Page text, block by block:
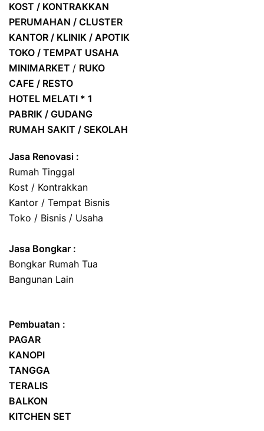
KOST / KONTRAKKAN
PERUMAHAN / CLUSTER
KANTOR / KLINIK / APOTIK
TOKO / TEMPAT USAHA
MINIMARKET / RUKO
CAFE / RESTO
HOTEL MELATI * 1
PABRIK / GUDANG
RUMAH SAKIT / SEKOLAH
Jasa Renovasi :
Rumah Tinggal
Kost / Kontrakkan
Kantor / Tempat Bisnis
Toko / Bisnis / Usaha
Jasa Bongkar :
Bongkar Rumah Tua
Bangunan Lain
Pembuatan :
PAGAR
KANOPI
TANGGA
TERALIS
BALKON
KITCHEN SET